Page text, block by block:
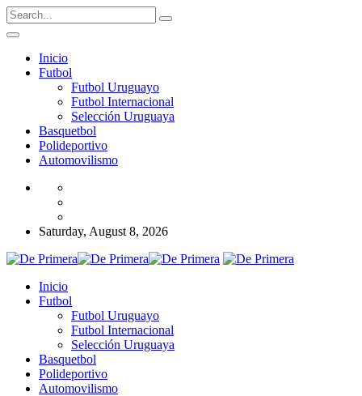
Inicio
Futbol
Futbol Uruguayo
Futbol Internacional
Selección Uruguaya
Basquetbol
Polideportivo
Automovilismo
Saturday, August 8, 2026
Inicio
Futbol
Futbol Uruguayo
Futbol Internacional
Selección Uruguaya
Basquetbol
Polideportivo
Automovilismo